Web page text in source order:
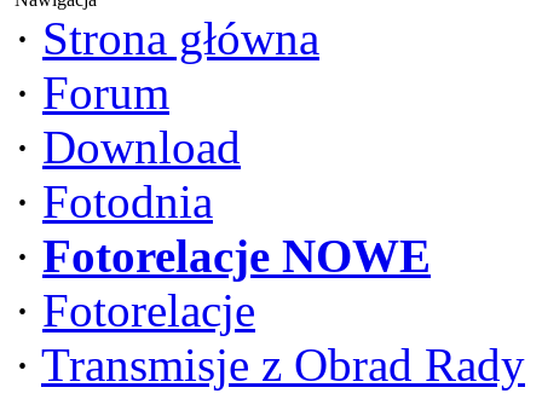
· Strona główna
· Forum
· Download
· Fotodnia
· Fotorelacje NOWE
· Fotorelacje
· Transmisje z Obrad Rady